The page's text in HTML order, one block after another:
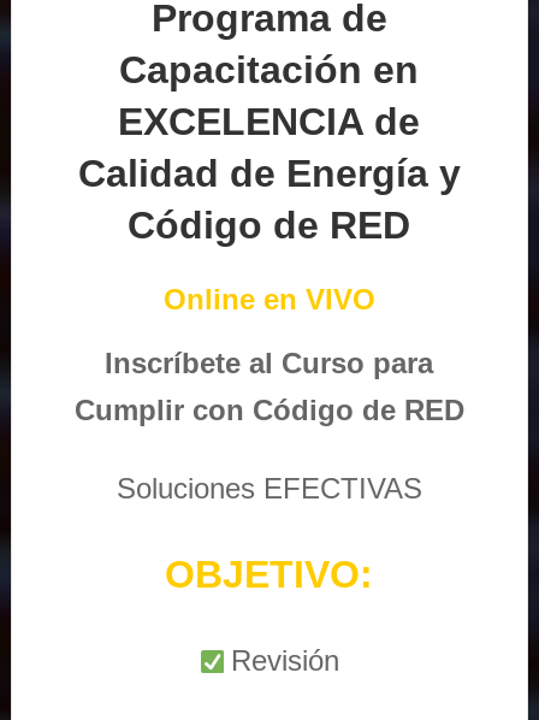
Programa de
Capacitación en
EXCELENCIA de
Calidad de Energía y
Código de RED
Online en VIVO
Inscríbete al Curso para
Cumplir con Código de RED
Soluciones EFECTIVAS
OBJETIVO:
Revisión